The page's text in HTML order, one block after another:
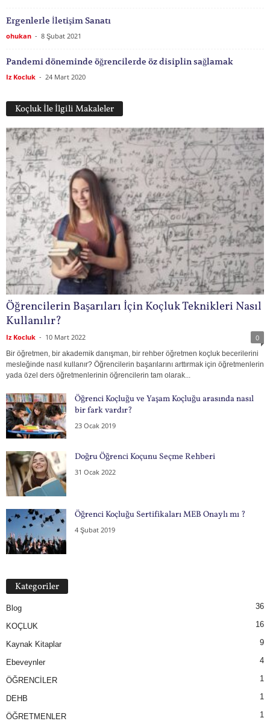
Ergenlerle İletişim Sanatı
ohukan - 8 Şubat 2021
Pandemi döneminde öğrencilerde öz disiplin sağlamak
Iz Kocluk - 24 Mart 2020
Koçluk İle İlgili Makaleler
Öğrencilerin Başarıları İçin Koçluk Teknikleri Nasıl
Kullanılır?
Iz Kocluk - 10 Mart 2022 0
Bir öğretmen, bir akademik danışman, bir rehber öğretmen koçluk becerilerini
mesleğinde nasıl kullanır? Öğrencilerin başarılarını arttırmak için öğretmenlerin
yada özel ders öğretmenlerinin öğrencilerin tam olarak...
Öğrenci Koçluğu ve Yaşam Koçluğu arasında nasıl
bir fark vardır?
23 Ocak 2019
Doğru Öğrenci Koçunu Seçme Rehberi
31 Ocak 2022
Öğrenci Koçluğu Sertifikaları MEB Onaylı mı ?
4 Şubat 2019
Kategoriler
Blog 36
KOÇLUK 16
Kaynak Kitaplar 9
Ebeveynler 4
ÖĞRENCİLER 1
DEHB 1
ÖĞRETMENLER 1